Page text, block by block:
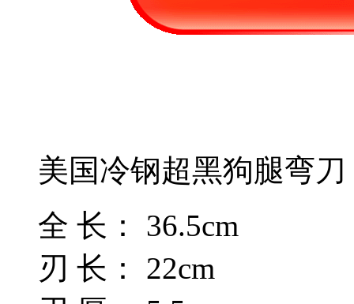
美国冷钢超黑狗腿弯刀
全 长： 36.5cm
刃 长： 22cm